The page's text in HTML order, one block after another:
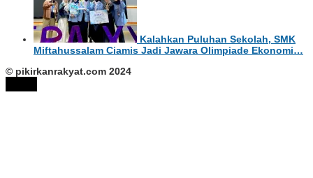
Kalahkan Puluhan Sekolah, SMK
Miftahussalam Ciamis Jadi Jawara Olimpiade Ekonomi…
© pikirkanrakyat.com 2024